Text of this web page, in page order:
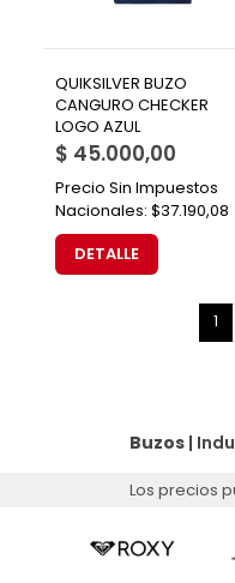
QUIKSILVER BUZO
CANGURO CHECKER
LOGO AZUL
$ 45.000,00
Precio Sin Impuestos
Nacionales: $37.190,08
DETALLE
1
Buzos|
Los precios